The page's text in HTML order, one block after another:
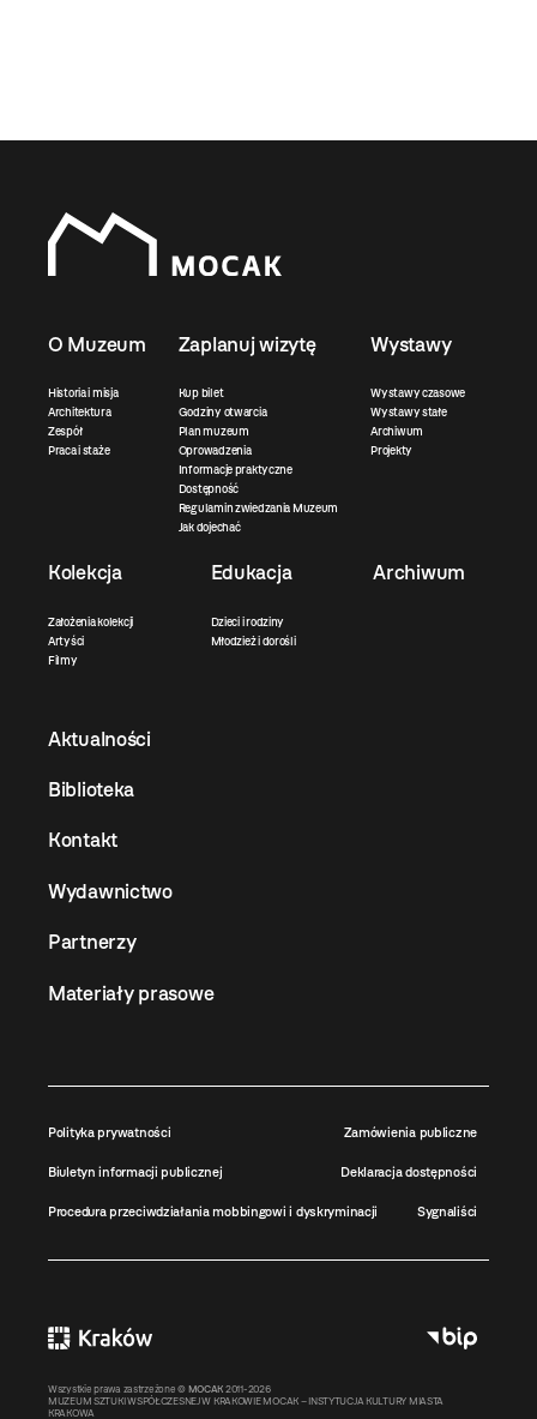
O Muzeum
Historia i misja
Architektura
Zespół
Praca i staże
Zaplanuj wizytę
Kup bilet
Godziny otwarcia
Plan muzeum
Oprowadzenia
Informacje praktyczne
Dostępność
Regulamin zwiedzania Muzeum
Jak dojechać
Wystawy
Wystawy czasowe
Wystawy stałe
Archiwum
Projekty
Kolekcja
Założenia kolekcji
Artyści
Filmy
Edukacja
Dzieci i rodziny
Młodzież i dorośli
Archiwum
Aktualności
Biblioteka
Kontakt
Wydawnictwo
Partnerzy
Materiały prasowe
Polityka prywatności Zamówienia publiczne
Biuletyn informacji publicznej Deklaracja dostępności
Procedura przeciwdziałania mobbingowi i dyskryminacji Sygnaliści
Wszystkie prawa zastrzeżone © MOCAK 2011-2026
MUZEUM SZTUKI WSPÓŁCZESNEJ W KRAKOWIE MOCAK – INSTYTUCJA KULTURY MIASTA
KRAKOWA